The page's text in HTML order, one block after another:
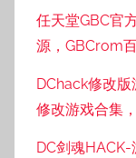
任天堂GBC官
源，GBCrom
DChack修改
修改游戏合集
DC剑魂